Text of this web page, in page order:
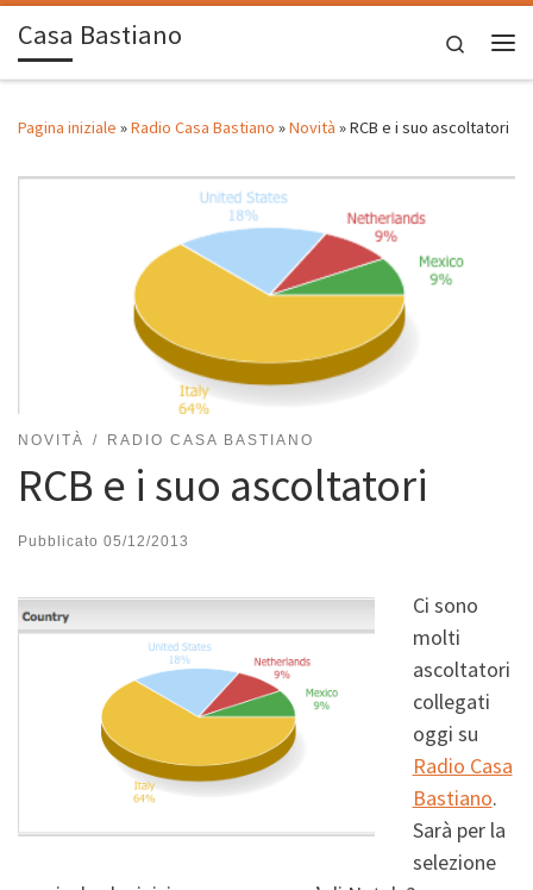
Passa al contenuto
Casa Bastiano
Search
Pagina iniziale »Radio Casa Bastiano »Novità »RCB e i suo ascoltatori
NOVITÀ RADIO CASA BASTIANO
RCB e i suo ascoltatori
Pubblicato 05/12/2013
Ci sono
molti
ascoltatori
collegati
oggi su
Radio Casa
Bastiano.
Sarà per la
selezione